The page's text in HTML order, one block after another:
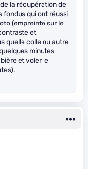
la récupération de
fondus qui ont réussi
(empreinte sur le
et
quelle colle ou autre
minutes
et voler le